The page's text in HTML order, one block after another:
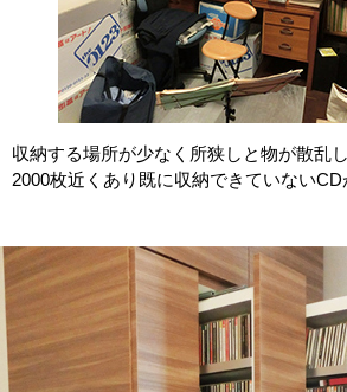
収納する場所が少なく所狭しと物が散乱
2000枚近くあり既に収納できていないCD